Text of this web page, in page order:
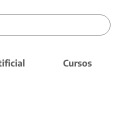
Cursos